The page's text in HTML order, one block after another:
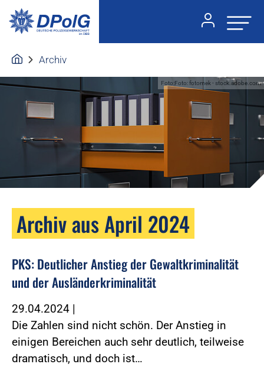
Archiv
Foto:Foto: fotomek - stock.adobe.com
Archiv aus April 2024
PKS: Deutlicher Anstieg der Gewaltkriminalität
und der Ausländerkriminalität
29.04.2024 |
Die Zahlen sind nicht schön. Der Anstieg in
einigen Bereichen auch sehr deutlich, teilweise
dramatisch, und doch ist…